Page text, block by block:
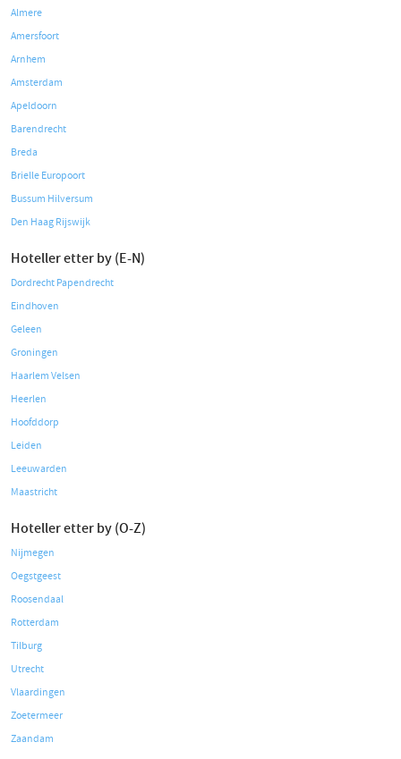
Almere
Amersfoort
Arnhem
Amsterdam
Apeldoorn
Barendrecht
Breda
Brielle Europoort
Bussum Hilversum
Den Haag Rijswijk
Hoteller etter by (E-N)
Dordrecht Papendrecht
Eindhoven
Geleen
Groningen
Haarlem Velsen
Heerlen
Hoofddorp
Leiden
Leeuwarden
Maastricht
Hoteller etter by (O-Z)
Nijmegen
Oegstgeest
Roosendaal
Rotterdam
Tilburg
Utrecht
Vlaardingen
Zoetermeer
Zaandam